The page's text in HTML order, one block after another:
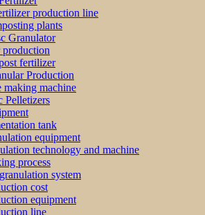
production line
plants
Granulator
fertilizer
Production
making machine
Pelletizers
tank
equipment
technology and machine
process
system
cost
equipment
line